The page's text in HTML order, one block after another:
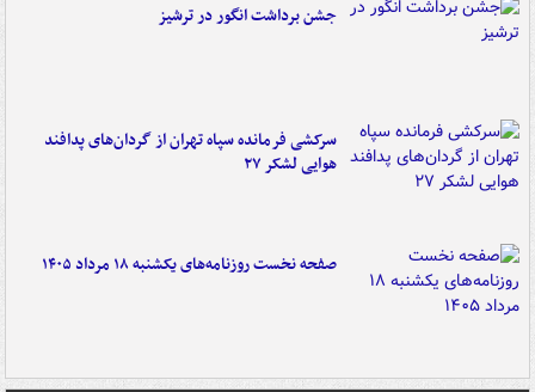
جشن برداشت انگور در ترشیز
سرکشی فرمانده سپاه تهران از گردان‌های پدافند
هوایی لشکر ۲۷
صفحه نخست روزنامه‌های یکشنبه ۱۸ مرداد ۱۴۰۵